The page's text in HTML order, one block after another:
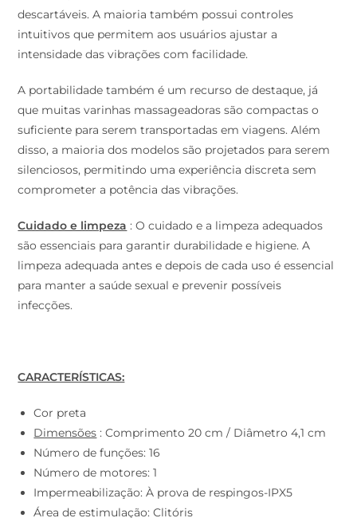
descartáveis. A maioria também possui controles
intuitivos que permitem aos usuários ajustar a
intensidade das vibrações com facilidade.
A portabilidade também é um recurso de destaque, já
que muitas varinhas massageadoras são compactas o
suficiente para serem transportadas em viagens. Além
disso, a maioria dos modelos são projetados para serem
silenciosos, permitindo uma experiência discreta sem
comprometer a potência das vibrações.
Cuidado e limpeza : O cuidado e a limpeza adequados
são essenciais para garantir durabilidade e higiene. A
limpeza adequada antes e depois de cada uso é essencial
para manter a saúde sexual e prevenir possíveis
infecções.
CARACTERÍSTICAS:
Cor preta
Dimensões : Comprimento 20 cm / Diâmetro 4,1 cm
Número de funções: 16
Número de motores: 1
Impermeabilização: À prova de respingos-IPX5
Área de estimulação: Clitóris